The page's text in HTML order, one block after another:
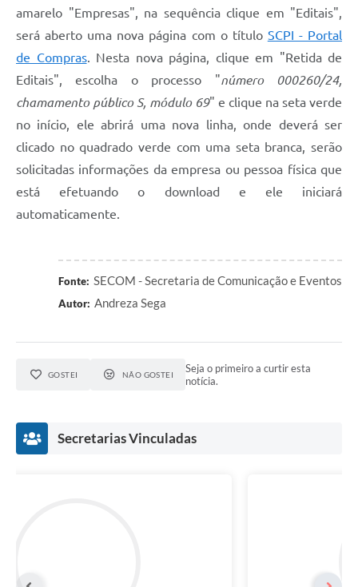
amarelo "Empresas", na sequência clique em "Editais",
será aberto uma nova página com o título SCPI - Portal
de Compras. Nesta nova página, clique em "Retida de
Editais", escolha o processo "número 000260/24,
chamamento público S, módulo 69" e clique na seta verde
no início, ele abrirá uma nova linha, onde deverá ser
clicado no quadrado verde com uma seta branca, serão
solicitadas informações da empresa ou pessoa física que
está efetuando o download e ele iniciará
automaticamente.
Fonte: SECOM - Secretaria de Comunicação e Eventos
Autor: Andreza Sega
GOSTEI NÃO GOSTEI
Seja o primeiro a curtir esta
notícia.
Secretarias Vinculadas